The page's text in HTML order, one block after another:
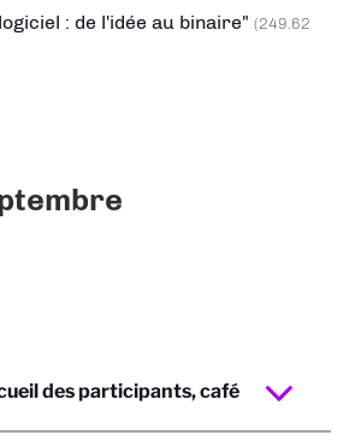
: de l'idée au binaire" (249.62
des participants, café